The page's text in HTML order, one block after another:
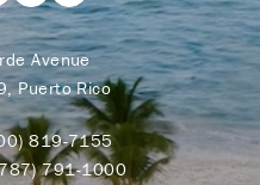
Avenue
Puerto Rico
819-7155
791-1000